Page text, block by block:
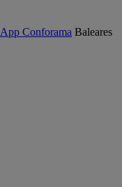
App Conforama Baleares